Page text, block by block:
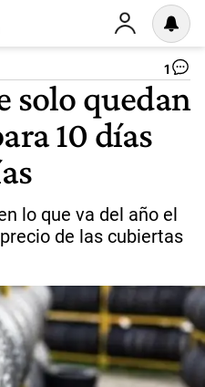
1
solo quedan
10 días
lo que va del año el
de las cubiertas